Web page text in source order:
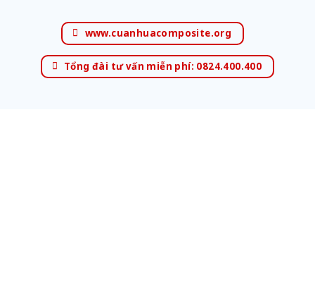
www.cuanhuacomposite.org
Tổng đài tư vấn miễn phí: 0824.400.400